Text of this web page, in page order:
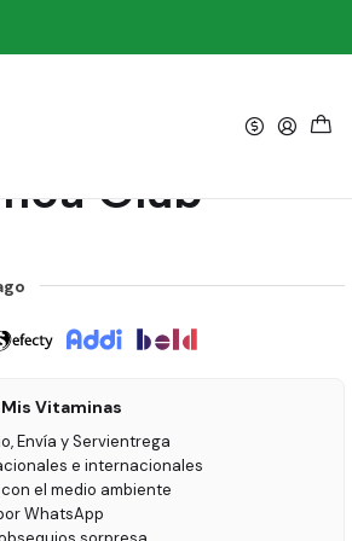
Rosada 6
Club
Vitaminas
Envía y Servientrega
e internacionales
el medio ambiente
WhatsApp